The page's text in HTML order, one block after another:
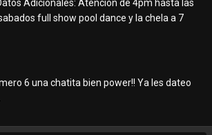
Adicionales: Atencion de 4pm hasta las
full show pool dance y la chela a 7
6 una chatita bien power!! Ya les dateo